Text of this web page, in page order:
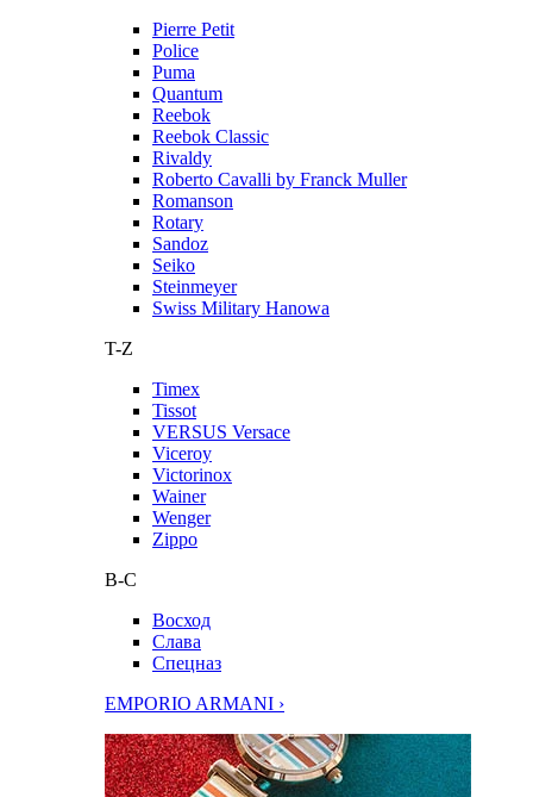
Pierre Petit
Police
Puma
Quantum
Reebok
Reebok Classic
Rivaldy
Roberto Cavalli by Franck Muller
Romanson
Rotary
Sandoz
Seiko
Steinmeyer
Swiss Military Hanowa
T-Z
Timex
Tissot
VERSUS Versace
Viceroy
Victorinox
Wainer
Wenger
Zippo
В-С
Восход
Слава
Спецназ
EMPORIO ARMANI ›